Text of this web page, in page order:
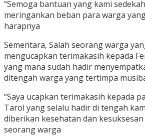
“Semoga bantuan yang kami
meringankan beban para warga
harapnya
Sementara, Salah seorang warga
mengucapkan terimakasih kepada
yang mana sudah hadir
ditengah warga yang tertimpa
“Saya ucapkan terimakasih kepada
Tarol yang selalu hadir di tengah
diberikan kesehatan dan kesuksesan
seorang warga